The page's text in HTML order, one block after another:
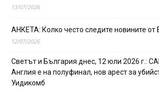
13/07/2026
АНКЕТА: Колко често следите новините от
12/07/2026
Светът и България днес, 12 юли 2026 г.:
Англия е на полуфинал, нов арест за
Уидикомб